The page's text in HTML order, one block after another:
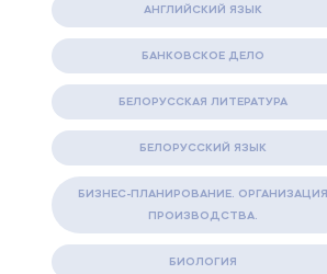
АНГЛИЙСКИЙ ЯЗЫК
БАНКОВСКОЕ ДЕЛО
БЕЛОРУССКАЯ ЛИТЕРАТУРА
БЕЛОРУССКИЙ ЯЗЫК
БИЗНЕС-ПЛАНИРОВАНИЕ. ОРГАНИЗАЦИЯ
ПРОИЗВОДСТВА.
БИОЛОГИЯ